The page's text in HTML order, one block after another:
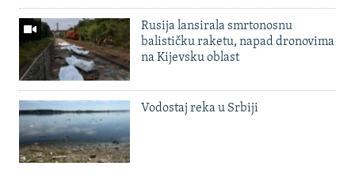
Rusija lansirala smrtonosnu
balističku raketu, napad dronovima
na Kijevsku oblast
Vodostaj reka u Srbiji